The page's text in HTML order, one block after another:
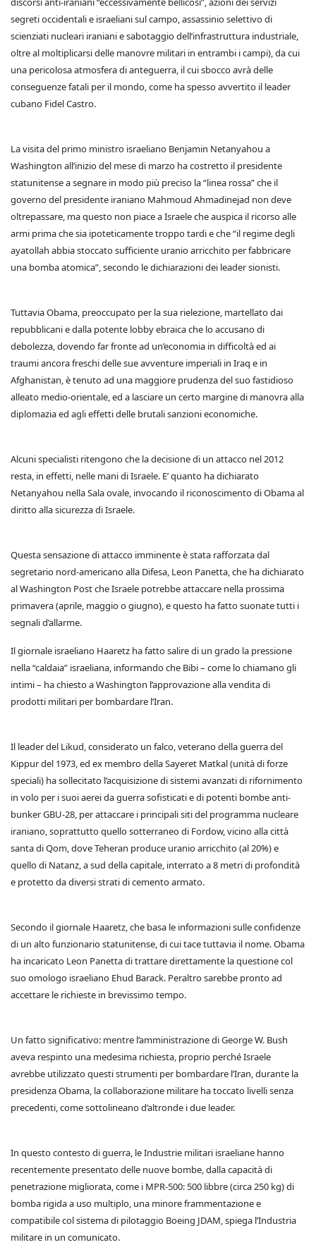
segreti occidentali e israeliani sul campo, assassinio selettivo di
scienziati nucleari iraniani e sabotaggio dell’infrastruttura industriale,
oltre al moltiplicarsi delle manovre militari in entrambi i campi), da cui
una pericolosa atmosfera di anteguerra, il cui sbocco avrà delle
conseguenze fatali per il mondo, come ha spesso avvertito il leader
cubano Fidel Castro.
La visita del primo ministro israeliano Benjamin Netanyahou a
Washington all’inizio del mese di marzo ha costretto il presidente
statunitense a segnare in modo più preciso la “linea rossa” che il
governo del presidente iraniano Mahmoud Ahmadinejad non deve
oltrepassare, ma questo non piace a Israele che auspica il ricorso alle
armi prima che sia ipoteticamente troppo tardi e che “il regime degli
ayatollah abbia stoccato sufficiente uranio arricchito per fabbricare
una bomba atomica”, secondo le dichiarazioni dei leader sionisti.
Tuttavia Obama, preoccupato per la sua rielezione, martellato dai
repubblicani e dalla potente lobby ebraica che lo accusano di
debolezza, dovendo far fronte ad un’economia in difficoltà ed ai
traumi ancora freschi delle sue avventure imperiali in Iraq e in
Afghanistan, è tenuto ad una maggiore prudenza del suo fastidioso
alleato medio-orientale, ed a lasciare un certo margine di manovra alla
diplomazia ed agli effetti delle brutali sanzioni economiche.
Alcuni specialisti ritengono che la decisione di un attacco nel 2012
resta, in effetti, nelle mani di Israele. E’ quanto ha dichiarato
Netanyahou nella Sala ovale, invocando il riconoscimento di Obama al
diritto alla sicurezza di Israele.
Questa sensazione di attacco imminente è stata rafforzata dal
segretario nord-americano alla Difesa, Leon Panetta, che ha dichiarato
al Washington Post che Israele potrebbe attaccare nella prossima
primavera (aprile, maggio o giugno), e questo ha fatto suonate tutti i
segnali d’allarme.
Il giornale israeliano Haaretz ha fatto salire di un grado la pressione
nella “caldaia” israeliana, informando che Bibi – come lo chiamano gli
intimi – ha chiesto a Washington l’approvazione alla vendita di
prodotti militari per bombardare l’Iran.
Il leader del Likud, considerato un falco, veterano della guerra del
Kippur del 1973, ed ex membro della Sayeret Matkal (unità di forze
speciali) ha sollecitato l’acquisizione di sistemi avanzati di rifornimento
in volo per i suoi aerei da guerra sofisticati e di potenti bombe anti-
bunker GBU-28, per attaccare i principali siti del programma nucleare
iraniano, soprattutto quello sotterraneo di Fordow, vicino alla città
santa di Qom, dove Teheran produce uranio arricchito (al 20%) e
quello di Natanz, a sud della capitale, interrato a 8 metri di profondità
e protetto da diversi strati di cemento armato.
Secondo il giornale Haaretz, che basa le informazioni sulle confidenze
di un alto funzionario statunitense, di cui tace tuttavia il nome. Obama
ha incaricato Leon Panetta di trattare direttamente la questione col
suo omologo israeliano Ehud Barack. Peraltro sarebbe pronto ad
accettare le richieste in brevissimo tempo.
Un fatto significativo: mentre l’amministrazione di George W. Bush
aveva respinto una medesima richiesta, proprio perché Israele
avrebbe utilizzato questi strumenti per bombardare l’Iran, durante la
presidenza Obama, la collaborazione militare ha toccato livelli senza
precedenti, come sottolineano d’altronde i due leader.
In questo contesto di guerra, le Industrie militari israeliane hanno
recentemente presentato delle nuove bombe, dalla capacità di
penetrazione migliorata, come i MPR-500: 500 libbre (circa 250 kg) di
bomba rigida a uso multiplo, una minore frammentazione e
compatibile col sistema di pilotaggio Boeing JDAM, spiega l’Industria
militare in un comunicato.